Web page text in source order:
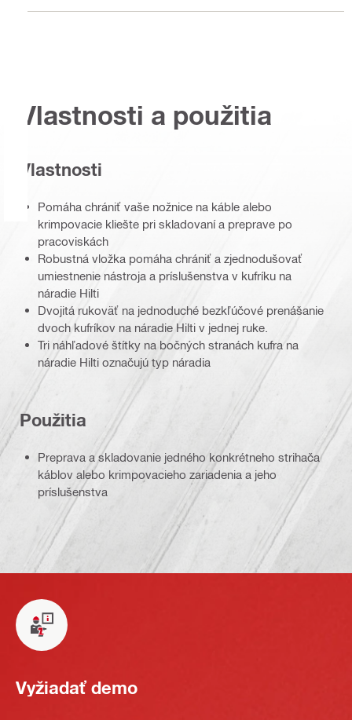
Vlastnosti a použitia
Vlastnosti
Pomáha chrániť vaše nožnice na káble alebo
krimpovacie kliešte pri skladovaní a preprave po
pracoviskách
Robustná vložka pomáha chrániť a zjednodušovať
umiestnenie nástroja a príslušenstva v kufríku na
náradie Hilti
Dvojitá rukoväť na jednoduché bezkľúčové prenášanie
dvoch kufríkov na náradie Hilti v jednej ruke.
Tri náhľadové štítky na bočných stranách kufra na
náradie Hilti označujú typ náradia
Použitia
Preprava a skladovanie jedného konkrétneho strihača
káblov alebo krimpovacieho zariadenia a jeho
príslušenstva
Vyžiadať demo